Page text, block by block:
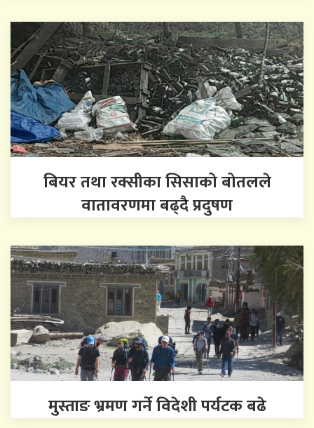
बियर तथा रक्सीका सिसाको बोतलले
वातावरणमा बढ्दै प्रदुषण
मुस्ताङ भ्रमण गर्ने विदेशी पर्यटक बढे